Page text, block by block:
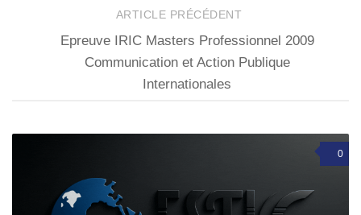
ARTICLE PRÉCÉDENT
Epreuve IRIC Masters Professionnel 2009
Communication et Action Publique
Internationales
0